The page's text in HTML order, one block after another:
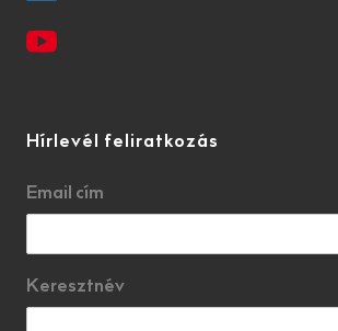
Hírlevél feliratkozás
Email cím
Keresztnév